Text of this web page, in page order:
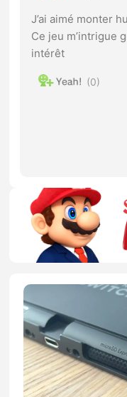
J’ai aimé monter
Ce jeu m’intrigue
intérêt
0